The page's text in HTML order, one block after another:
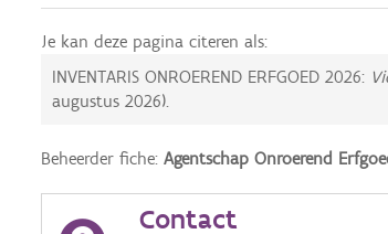
Je kan deze pagina citeren als:
INVENTARIS ONROEREND ERFGOED 2026:
augustus 2026).
Beheerder fiche:Agentschap Onroerend
Contact